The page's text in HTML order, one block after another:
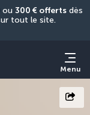
ou 300 € offerts dès
Menu